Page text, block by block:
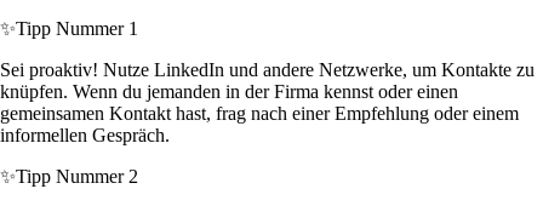
✨Tipp Nummer 1
Sei proaktiv! Nutze LinkedIn und andere Netzwerke, um Kontakte zu
knüpfen. Wenn du jemanden in der Firma kennst oder einen
gemeinsamen Kontakt hast, frag nach einer Empfehlung oder einem
informellen Gespräch.
✨Tipp Nummer 2